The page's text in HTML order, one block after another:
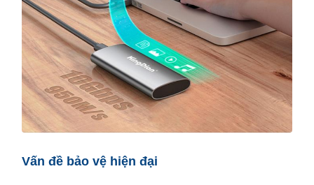
Vấn đề bảo vệ hiện đại